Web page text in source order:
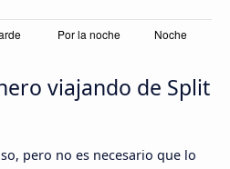
viajando de Split
pero no es necesario que lo